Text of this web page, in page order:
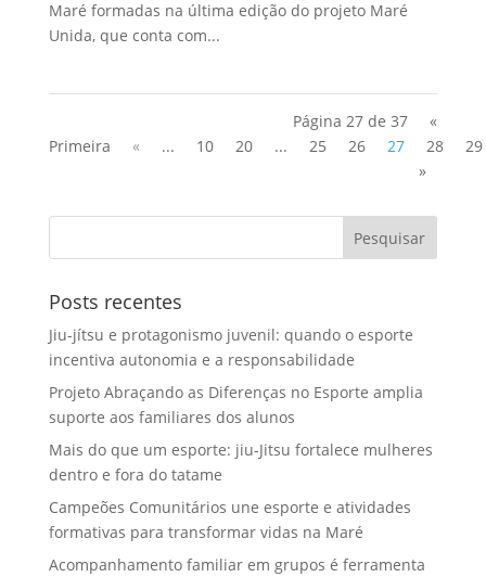
Maré formadas na última edição do projeto Maré
Unida, que conta com...
Página 27 de 37
«
Primeira
« ... 10 20 ... 25 26 27 28
29
»
Posts recentes
Jiu-jítsu e protagonismo juvenil: quando o esporte
incentiva autonomia e a responsabilidade
Projeto Abraçando as Diferenças no Esporte amplia
suporte aos familiares dos alunos
Mais do que um esporte: jiu-Jitsu fortalece mulheres
dentro e fora do tatame
Campeões Comunitários une esporte e atividades
formativas para transformar vidas na Maré
Acompanhamento familiar em grupos é ferramenta